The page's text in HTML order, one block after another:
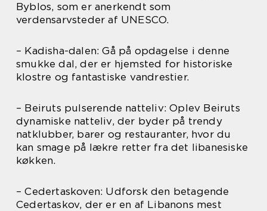
Byblos, som er anerkendt som
verdensarvsteder af UNESCO.
– Kadisha-dalen: Gå på opdagelse i denne
smukke dal, der er hjemsted for historiske
klostre og fantastiske vandrestier.
– Beiruts pulserende natteliv: Oplev Beiruts
dynamiske natteliv, der byder på trendy
natklubber, barer og restauranter, hvor du
kan smage på lækre retter fra det libanesiske
køkken.
– Cedertaskoven: Udforsk den betagende
Cedertaskov, der er en af Libanons mest